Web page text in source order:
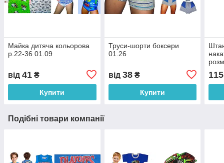
Майка дитяча кольорова
р.22-36 01.09
від 41 ₴
Купити
Труси-шорти боксери
01.26
від 38₴
Купити
115
Подібні товари компанії